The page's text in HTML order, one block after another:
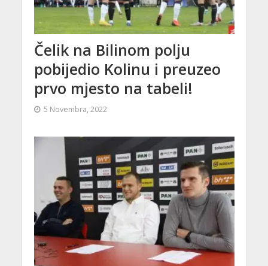
Čelik na Bilinom polju
pobijedio Kolinu i preuzeo
prvo mjesto na tabeli!
5 Novembra, 2022